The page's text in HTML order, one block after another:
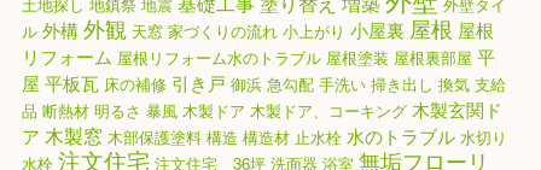
ル 外構外観 天窓 家づくりの流れ 小上がり 小屋裏 屋根 屋根
リフォーム 屋根リフォーム水のトラブル 屋根塗装 屋根裏部屋 平
屋 平板瓦 床の補修 引き戸 御浜 急勾配 手洗い 掃き出し 換気 支給
品 断熱材 明るさ 暴風 木製ドア 木製ドア、コーキング 木製玄関ド
ア 木製窓 木部保護塗料 構造 構造材 止水栓 水のトラブル 水切り
水栓 注文住宅 注文住宅 36坪 洗面器 浴室 無垢フローリ